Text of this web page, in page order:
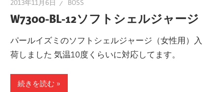
2013年11月6日 BOSS
W7300-BL-12ソフトシェルジャージ
パールイズミのソフトシェルジャージ（女性用）入
荷しました 気温10度くらいに対応してます。
続きを読む